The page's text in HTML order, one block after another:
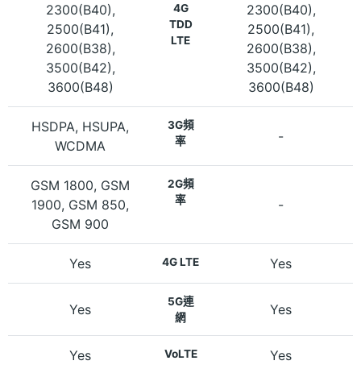
2300(B40),
2500(B41),
2600(B38),
3500(B42),
3600(B48)
4G
TDD
LTE
2300(B40),
2500(B41),
2600(B38),
3500(B42),
3600(B48)
HSDPA, HSUPA,
WCDMA
3G頻
率
-
GSM 1800, GSM
1900, GSM 850,
GSM 900
2G頻
率
-
Yes 4G LTE Yes
Yes
5G連
網
Yes
Yes VoLTE Yes